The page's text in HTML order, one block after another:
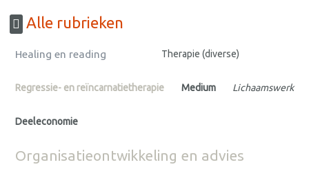
Alle rubrieken
Healing en reading Therapie (diverse)
Regressie- en reïncarnatietherapie Medium Lichaamswerk
Deeleconomie
Organisatieontwikkeling en advies